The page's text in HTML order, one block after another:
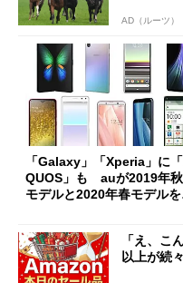
AD（ルーツ）
「Galaxy」「Xperia」に
QUOS」も auが2019年
モデルと2020年春モデルを
「え、こ
以上が続